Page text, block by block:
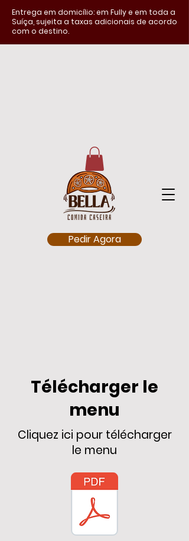
Entrega em domicílio: em Fully e em toda a
Suíça, sujeita a taxas adicionais de acordo
com o destino.
Pedir Agora
Télécharger le
menu
Cliquez ici pour télécharger
le menu